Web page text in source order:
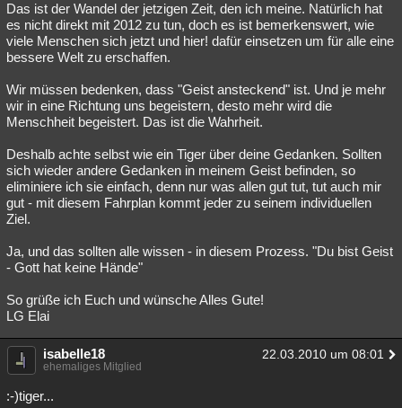
Das ist der Wandel der jetzigen Zeit, den ich meine. Natürlich hat
es nicht direkt mit 2012 zu tun, doch es ist bemerkenswert, wie
viele Menschen sich jetzt und hier! dafür einsetzen um für alle eine
bessere Welt zu erschaffen.
Wir müssen bedenken, dass "Geist ansteckend" ist. Und je mehr
wir in eine Richtung uns begeistern, desto mehr wird die
Menschheit begeistert. Das ist die Wahrheit.
Deshalb achte selbst wie ein Tiger über deine Gedanken. Sollten
sich wieder andere Gedanken in meinem Geist befinden, so
eliminiere ich sie einfach, denn nur was allen gut tut, tut auch mir
gut - mit diesem Fahrplan kommt jeder zu seinem individuellen
Ziel.
Ja, und das sollten alle wissen - in diesem Prozess. "Du bist Geist
- Gott hat keine Hände"
So grüße ich Euch und wünsche Alles Gute!
LG Elai
isabelle18 22.03.2010 um 08:01
ehemaliges Mitglied
:-)tiger...